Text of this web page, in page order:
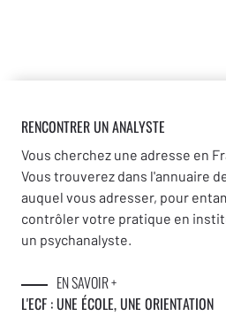
RENCONTRER UN ANALYSTE
Vous cherchez une adresse en
Vous trouverez dans l'annuaire
auquel vous adresser, pour
contrôler votre pratique en
un psychanalyste.
EN SAVOIR +
L'ECF : UNE ÉCOLE, UNE ORIENTATION